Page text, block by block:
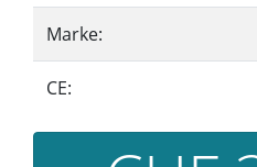
Marke:
CE: